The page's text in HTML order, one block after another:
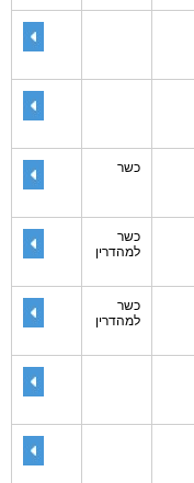
כשר
כשר
למהדרין
כשר
למהדרין